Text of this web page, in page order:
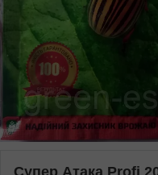
Супер Атака Profi